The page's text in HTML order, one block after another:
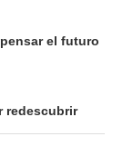
el futuro
redescubrir